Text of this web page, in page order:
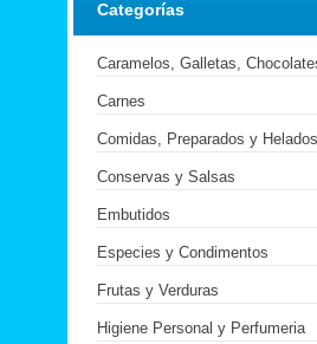
Categorías
Caramelos, Galletas,
Carnes
Comidas, Preparados y Helados
Conservas y Salsas
Embutidos
Especies y Condimentos
Frutas y Verduras
Higiene Personal y Perfumeria